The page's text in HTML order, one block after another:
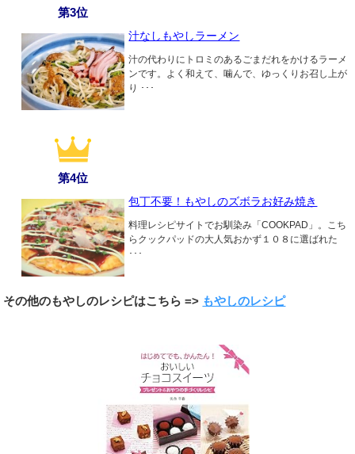
第3位
汁なしもやしラーメン
汁の代わりにトロミのあるごまだれをかけるラーメ
ンです。よく和えて、噛んで、ゆっくりお召し上が
り ･･･
第4位
包丁不要！もやしのズボラお好み焼き
料理レシピサイトでお馴染み「COOKPAD」。こち
らクックパッドの大人気おかず１０８に選ばれた
･･･
その他のもやしのレシピはこちら => もやしのレシピ